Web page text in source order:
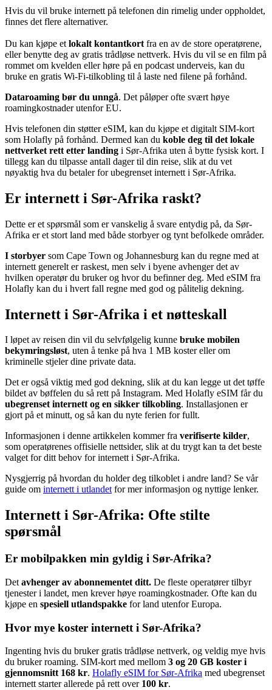
Hvis du vil bruke internett på telefonen din rimelig under oppholdet,
finnes det flere alternativer.
Du kan kjøpe et lokalt kontantkort fra en av de store operatørene,
eller benytte deg av gratis trådløse nettverk. Hvis du vil se en film på
rommet om kvelden eller høre på en podcast underveis, kan du
bruke en gratis Wi‑Fi-tilkobling til å laste ned filene på forhånd.
Dataroaming bør du unngå. Det påløper ofte svært høye
roamingkostnader utenfor EU.
Hvis telefonen din støtter eSIM, kan du kjøpe et digitalt SIM-kort
som Holafly på forhånd. Dermed kan du koble deg til det lokale
nettverket rett etter landing i Sør-Afrika uten å bytte fysisk kort. I
tillegg kan du tilpasse antall dager til din reise, slik at du vet
nøyaktig hva du betaler for ubegrenset internett i Sør-Afrika.
Er internett i Sør-Afrika raskt?
Dette er et spørsmål som er vanskelig å svare entydig på, da Sør-
Afrika er et stort land med både storbyer og tynt befolkede områder.
I storbyer som Cape Town og Johannesburg kan du regne med at
internett generelt er raskest, men selv i byene avhenger det av
hvilken operatør du bruker og hvor du befinner deg. Med eSIM fra
Holafly kan du i hvert fall regne med god og pålitelig dekning.
Internett i Sør-Afrika i et nøtteskall
I løpet av reisen din vil du selvfølgelig kunne bruke mobilen
bekymringsløst, uten å tenke på hva 1 MB koster eller om
kriminelle stjeler dine private data.
Det er også viktig med god dekning, slik at du kan legge ut det tøffe
bildet av bøffelen du så rett på Instagram. Med Holafly eSIM får du
ubegrenset internett og en sikker tilkobling. Installasjonen er
gjort på et minutt, og så kan du nyte ferien for fullt.
Informasjonen i denne artikkelen kommer fra verifiserte kilder,
som operatørenes offisielle nettsider, slik at du trygt kan ta det beste
valget for ditt behov for internett i Sør-Afrika.
Nysgjerrig på hvordan du holder deg tilkoblet i andre land? Se vår
guide om internett i utlandetfor mer informasjon og nyttige lenker.
Internett i Sør-Afrika: Ofte stilte
spørsmål
Er mobilpakken min gyldig i Sør-Afrika?
Det avhenger av abonnementet ditt. De fleste operatører tilbyr
tjenester i landet, men krever høye roamingkostnader. Ofte kan du
kjøpe en spesiell utlandspakke for land utenfor Europa.
Hvor mye koster internett i Sør-Afrika?
Ingenting hvis du bruker gratis trådløse nettverk, og veldig mye hvis
du bruker roaming. SIM-kort med mellom 3 og 20 GB koster i
gjennomsnitt 168 kr. Holafly eSIM for Sør-Afrika med ubegrenset
internett starter allerede på rett over 100 kr.